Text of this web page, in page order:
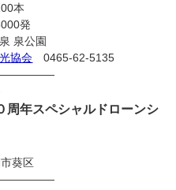
本
発
泉公園
協会 0465-62-5135
周年スペシャルドローンシ
葵区